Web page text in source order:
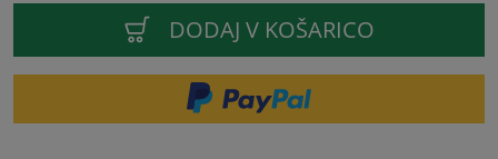
DODAJ V KOŠARICO